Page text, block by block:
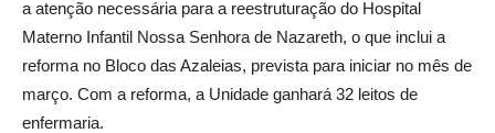
a atenção necessária para a reestruturação do Hospital
Materno Infantil Nossa Senhora de Nazareth, o que inclui a
reforma no Bloco das Azaleias, prevista para iniciar no mês de
março. Com a reforma, a Unidade ganhará 32 leitos de
enfermaria.